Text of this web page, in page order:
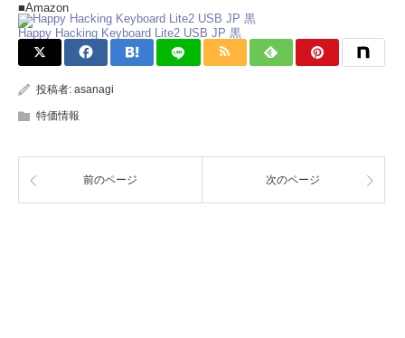
■Amazon
Happy Hacking Keyboard Lite2 USB JP 黒
投稿者: asanagi
特価情報
前のページ 次のページ